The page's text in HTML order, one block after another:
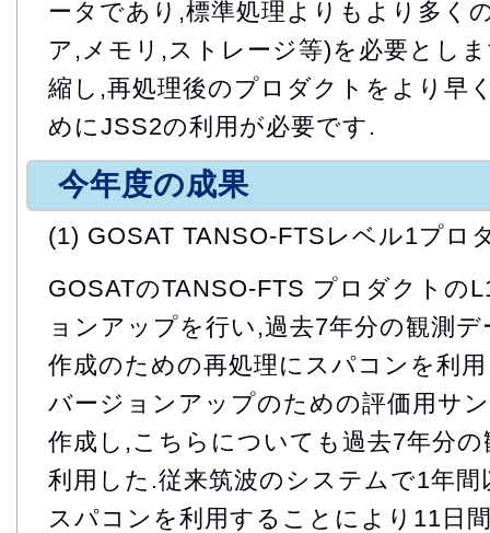
ータであり,標準処理よりもより多く
ア,メモリ,ストレージ等)を必要とし
縮し,再処理後のプロダクトをより早
めにJSS2の利用が必要です.
今年度の成果
(1) GOSAT TANSO-FTSレベル1プロ
GOSATのTANSO-FTS プロダクトの
ョンアップを行い,過去7年分の観測
作成のための再処理にスパコンを利
バージョンアップのための評価用サ
作成し,こちらについても過去7年分
利用した.従来筑波のシステムで1年
スパコンを利用することにより11日